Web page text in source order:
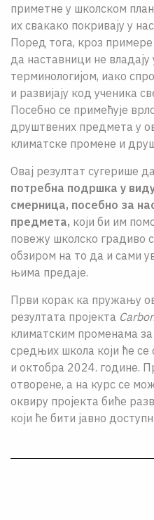
приметне у школском
их свакако покривају у
Поред тога, кроз
да наставници не
терминологијом, иако
и развијају код ученика
Посебно се примећује
друштвених предмета у
климатске промене и
Овај резултат сугерише
потребна подршка у
смерница, посебно за
предмета, који би им
повежу школско градиво
обзиром на то да и сами
њима предаје.
Први корак ка пружању
резултата пројекта
климатским променама
средњих школа који ће
и октобра 2024. године.
отворене, а на курс се
оквиру пројекта биће
који ће бити јавно